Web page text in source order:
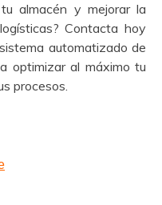
almacén y mejorar la
Contacta hoy
automatizado de
optimizar al máximo tu
procesos.